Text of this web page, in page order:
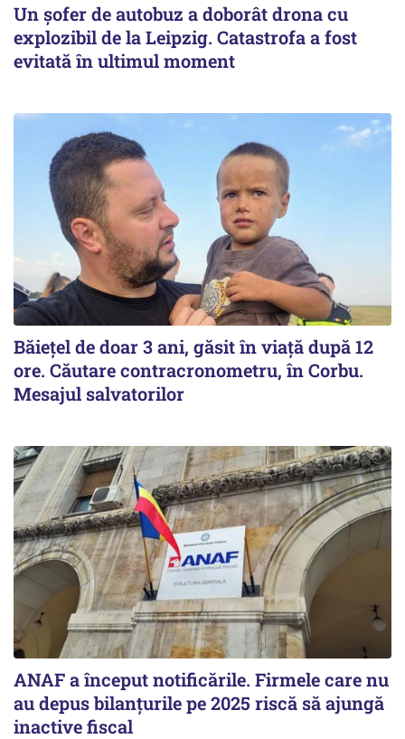
Un șofer de autobuz a doborât drona cu
explozibil de la Leipzig. Catastrofa a fost
evitată în ultimul moment
Băiețel de doar 3 ani, găsit în viață după 12
ore. Căutare contracronometru, în Corbu.
Mesajul salvatorilor
ANAF a început notificările. Firmele care nu
au depus bilanțurile pe 2025 riscă să ajungă
inactive fiscal